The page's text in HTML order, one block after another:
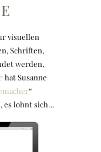
visuellen
Schriften,
werden,
hat Susanne
“
es lohnt sich…